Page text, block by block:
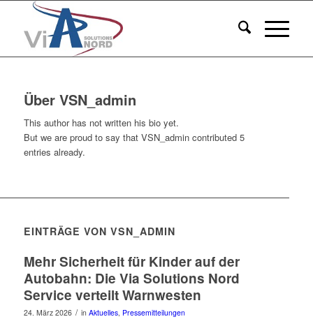
Über VSN_admin
This author has not written his bio yet.
But we are proud to say that VSN_admincontributed 5
entries already.
EINTRÄGE VON VSN_ADMIN
Mehr Sicherheit für Kinder auf der
Autobahn: Die Via Solutions Nord
Service verteilt Warnwesten
24. März 2026 / in Aktuelles, Pressemitteilungen